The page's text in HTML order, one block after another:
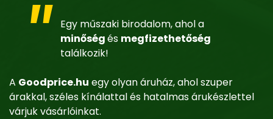
Egy műszaki birodalom, ahol a
minőségés megfizethetőség
találkozik!
A Goodprice.hu egy olyan áruház, ahol szuper
árakkal, széles kínálattal és hatalmas árukészlettel
várjuk vásárlóinkat.